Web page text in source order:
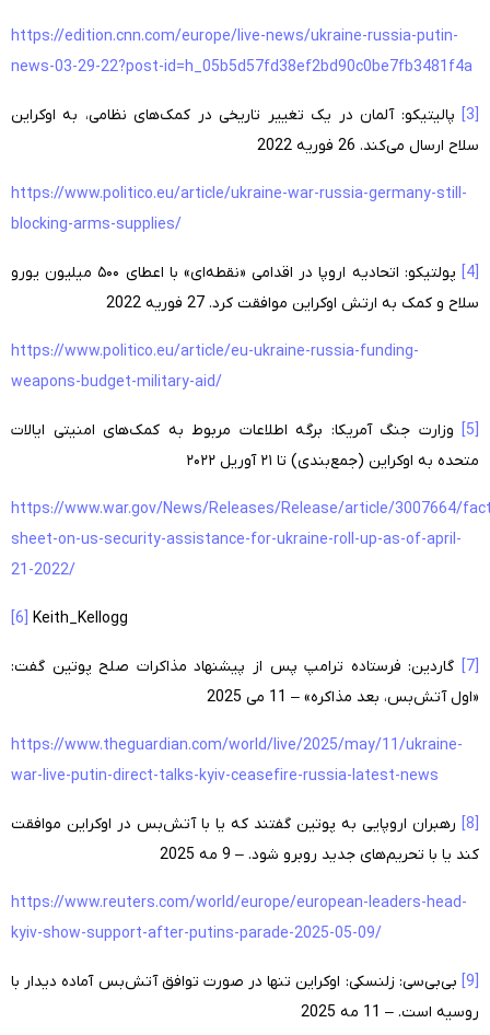
https://edition.cnn.com/europe/live-news/ukraine-russia-putin-
news-03-29-22?post-id=h_05b5d57fd38ef2bd90c0be7fb3481f4a
[3]
پالیتیکو: آلمان در یک تغییر تاریخی در کمک‌های نظامی، به اوکراین
سلاح ارسال می‌کند. 26 فوریه 2022
https://www.politico.eu/article/ukraine-war-russia-germany-still-
blocking-arms-supplies/
[4]
پولتیکو: اتحادیه اروپا در اقدامی «نقطه‌ای» با اعطای ۵۰۰ میلیون یورو
سلاح و کمک به ارتش اوکراین موافقت کرد. 27 فوریه 2022
https://www.politico.eu/article/eu-ukraine-russia-funding-
weapons-budget-military-aid/
[5]
وزارت جنگ آمریکا: برگه اطلاعات مربوط به کمک‌های امنیتی ایالات
متحده به اوکراین (جمع‌بندی) تا ۲۱ آوریل ۲۰۲۲
https://www.war.gov/News/Releases/Release/article/3007664/
sheet-on-us-security-assistance-for-ukraine-roll-up-as-of-april-
21-2022/
[6] Keith_Kellogg
[7]
گاردین: فرستاده ترامپ پس از پیشنهاد مذاکرات صلح پوتین گفت:
«اول آتش‌بس، بعد مذاکره» – 11 می 2025
https://www.theguardian.com/world/live/2025/may/11/ukraine-
war-live-putin-direct-talks-kyiv-ceasefire-russia-latest-news
[8]
رهبران اروپایی به پوتین گفتند که یا با آتش‌بس در اوکراین موافقت
کند یا با تحریم‌های جدید روبرو شود. – 9 مه 2025
https://www.reuters.com/world/europe/european-leaders-head-
kyiv-show-support-after-putins-parade-2025-05-09/
[9]
بی‌بی‌سی: زلنسکی: اوکراین تنها در صورت توافق آتش‌بس آماده دیدار با
روسیه است. – 11 مه 2025